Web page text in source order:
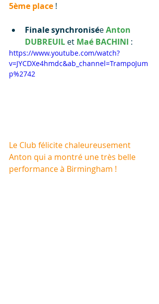
5ème place !
Finale synchronisée Anton
DUBREUIL et Maé BACHINI :
https://www.youtube.com/watch?
v=JYCDXe4hmdc&ab_channel=TrampoJum
p%2742
Le Club félicite chaleureusement
Anton qui a montré une très belle
performance à Birmingham !